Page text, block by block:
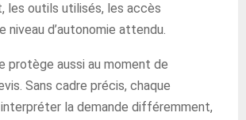
les outils utilisés, les accès
niveau d’autonomie attendu.
protège aussi au moment de
Sans cadre précis, chaque
la demande différemment,